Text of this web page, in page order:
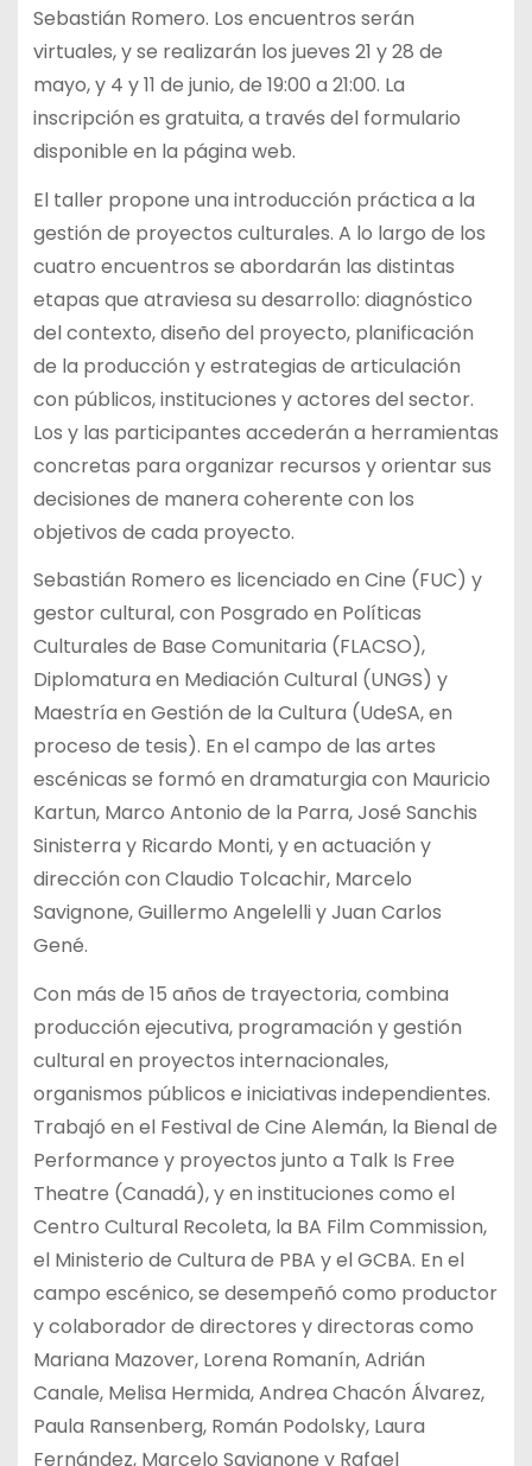
Sebastián Romero. Los encuentros serán
virtuales, y se realizarán los jueves 21 y 28 de
mayo, y 4 y 11 de junio, de 19:00 a 21:00. La
inscripción es gratuita, a través del formulario
disponible en la página web.
El taller propone una introducción práctica a la
gestión de proyectos culturales. A lo largo de los
cuatro encuentros se abordarán las distintas
etapas que atraviesa su desarrollo: diagnóstico
del contexto, diseño del proyecto, planificación
de la producción y estrategias de articulación
con públicos, instituciones y actores del sector.
Los y las participantes accederán a herramientas
concretas para organizar recursos y orientar sus
decisiones de manera coherente con los
objetivos de cada proyecto.
Sebastián Romero es licenciado en Cine (FUC) y
gestor cultural, con Posgrado en Políticas
Culturales de Base Comunitaria (FLACSO),
Diplomatura en Mediación Cultural (UNGS) y
Maestría en Gestión de la Cultura (UdeSA, en
proceso de tesis). En el campo de las artes
escénicas se formó en dramaturgia con Mauricio
Kartun, Marco Antonio de la Parra, José Sanchis
Sinisterra y Ricardo Monti, y en actuación y
dirección con Claudio Tolcachir, Marcelo
Savignone, Guillermo Angelelli y Juan Carlos
Gené.
Con más de 15 años de trayectoria, combina
producción ejecutiva, programación y gestión
cultural en proyectos internacionales,
organismos públicos e iniciativas independientes.
Trabajó en el Festival de Cine Alemán, la Bienal de
Performance y proyectos junto a Talk Is Free
Theatre (Canadá), y en instituciones como el
Centro Cultural Recoleta, la BA Film Commission,
el Ministerio de Cultura de PBA y el GCBA. En el
campo escénico, se desempeñó como productor
y colaborador de directores y directoras como
Mariana Mazover, Lorena Romanín, Adrián
Canale, Melisa Hermida, Andrea Chacón Álvarez,
Paula Ransenberg, Román Podolsky, Laura
Fernández, Marcelo Savignone y Rafael